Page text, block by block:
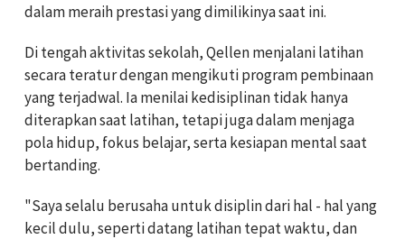
dalam meraih prestasi yang dimilikinya saat ini.
Di tengah aktivitas sekolah, Qellen menjalani latihan
secara teratur dengan mengikuti program pembinaan
yang terjadwal. Ia menilai kedisiplinan tidak hanya
diterapkan saat latihan, tetapi juga dalam menjaga
pola hidup, fokus belajar, serta kesiapan mental saat
bertanding.
"Saya selalu berusaha untuk disiplin dari hal - hal yang
kecil dulu, seperti datang latihan tepat waktu, dan